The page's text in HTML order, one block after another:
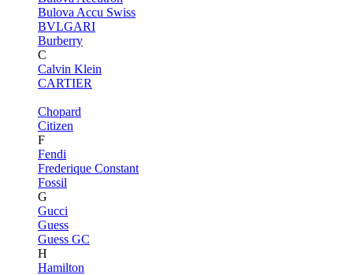
Bulova Accu Swiss
BVLGARI
Burberry
C
Calvin Klein
CARTIER
Chopard
Citizen
F
Fendi
Frederique Constant
Fossil
G
Gucci
Guess
Guess GC
H
Hamilton